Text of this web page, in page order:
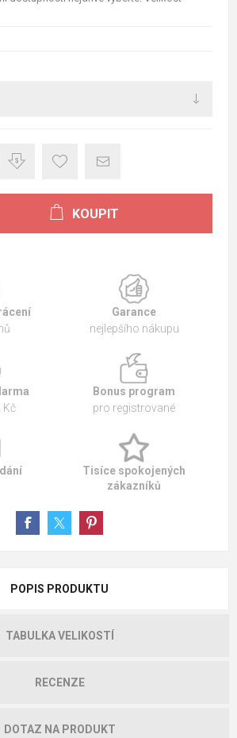
KOUPIT
Garance
nejlepšího nákupu
Kč
Bonus program
pro registrované
Tisíce spokojených
zákazníků
POPIS PRODUKTU
TABULKA VELIKOSTÍ
RECENZE
DOTAZ NA PRODUKT